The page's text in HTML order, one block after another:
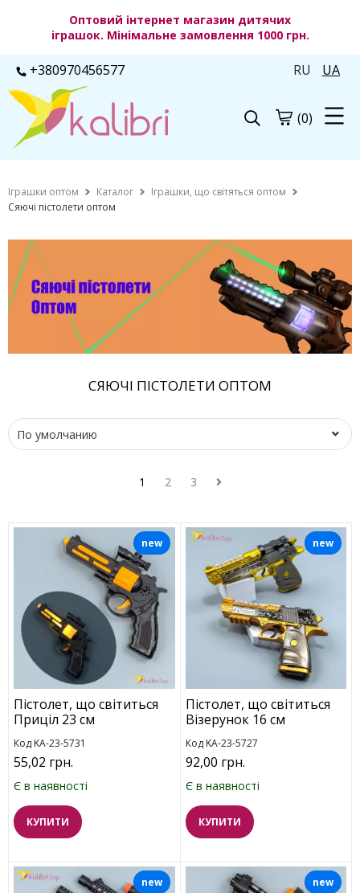
Оптовий інтернет магазин дитячих
іграшок. Мінімальне замовлення 1000 грн.
+380970456577 RU UA
(0)
Іграшки оптом Каталог
Іграшки, що світяться оптом
Сяючі пістолети оптом
СЯЮЧІ ПІСТОЛЕТИ ОПТОМ
1 2 3
Пістолет, що світиться
Приціл 23 см
Код KA-23-5731
55,02 грн.
Є в наявності
new
КУПИТИ
Пістолет, що світиться
Візерунок 16 см
Код KA-23-5727
92,00 грн.
Є в наявності
new
КУПИТИ
new new